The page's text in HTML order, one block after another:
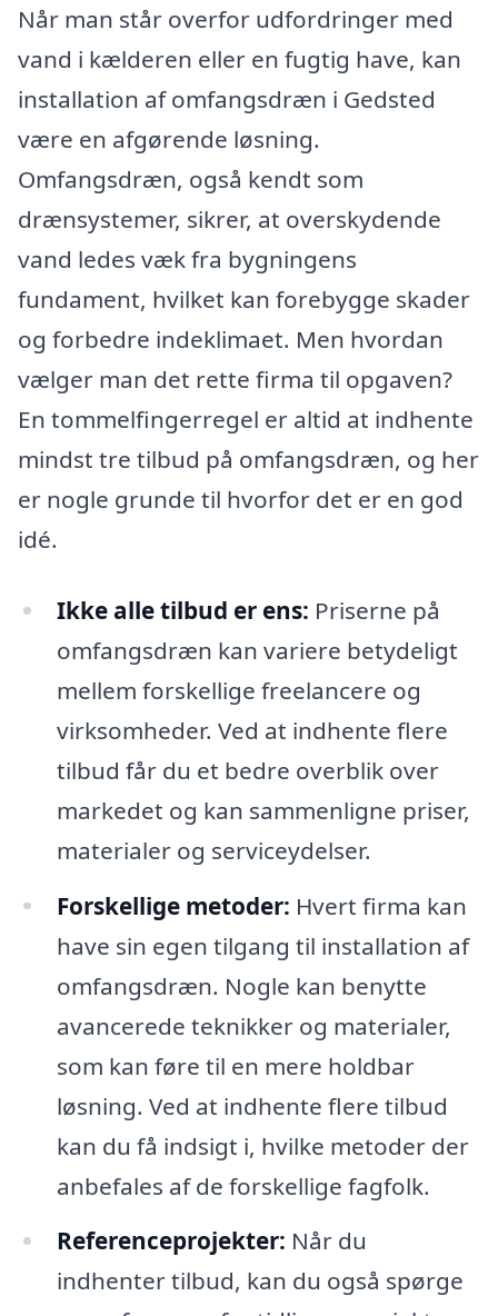
Når man står overfor udfordringer med
vand i kælderen eller en fugtig have, kan
installation af omfangsdræn i Gedsted
være en afgørende løsning.
Omfangsdræn, også kendt som
drænsystemer, sikrer, at overskydende
vand ledes væk fra bygningens
fundament, hvilket kan forebygge skader
og forbedre indeklimaet. Men hvordan
vælger man det rette firma til opgaven?
En tommelfingerregel er altid at indhente
mindst tre tilbud på omfangsdræn, og her
er nogle grunde til hvorfor det er en god
idé.
Ikke alle tilbud er ens: Priserne på
omfangsdræn kan variere betydeligt
mellem forskellige freelancere og
virksomheder. Ved at indhente flere
tilbud får du et bedre overblik over
markedet og kan sammenligne priser,
materialer og serviceydelser.
Forskellige metoder: Hvert firma kan
have sin egen tilgang til installation af
omfangsdræn. Nogle kan benytte
avancerede teknikker og materialer,
som kan føre til en mere holdbar
løsning. Ved at indhente flere tilbud
kan du få indsigt i, hvilke metoder der
anbefales af de forskellige fagfolk.
Referenceprojekter: Når du
indhenter tilbud, kan du også spørge